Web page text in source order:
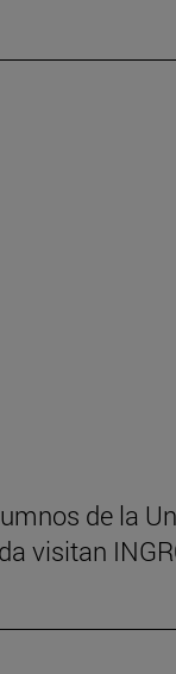
de la
visitan